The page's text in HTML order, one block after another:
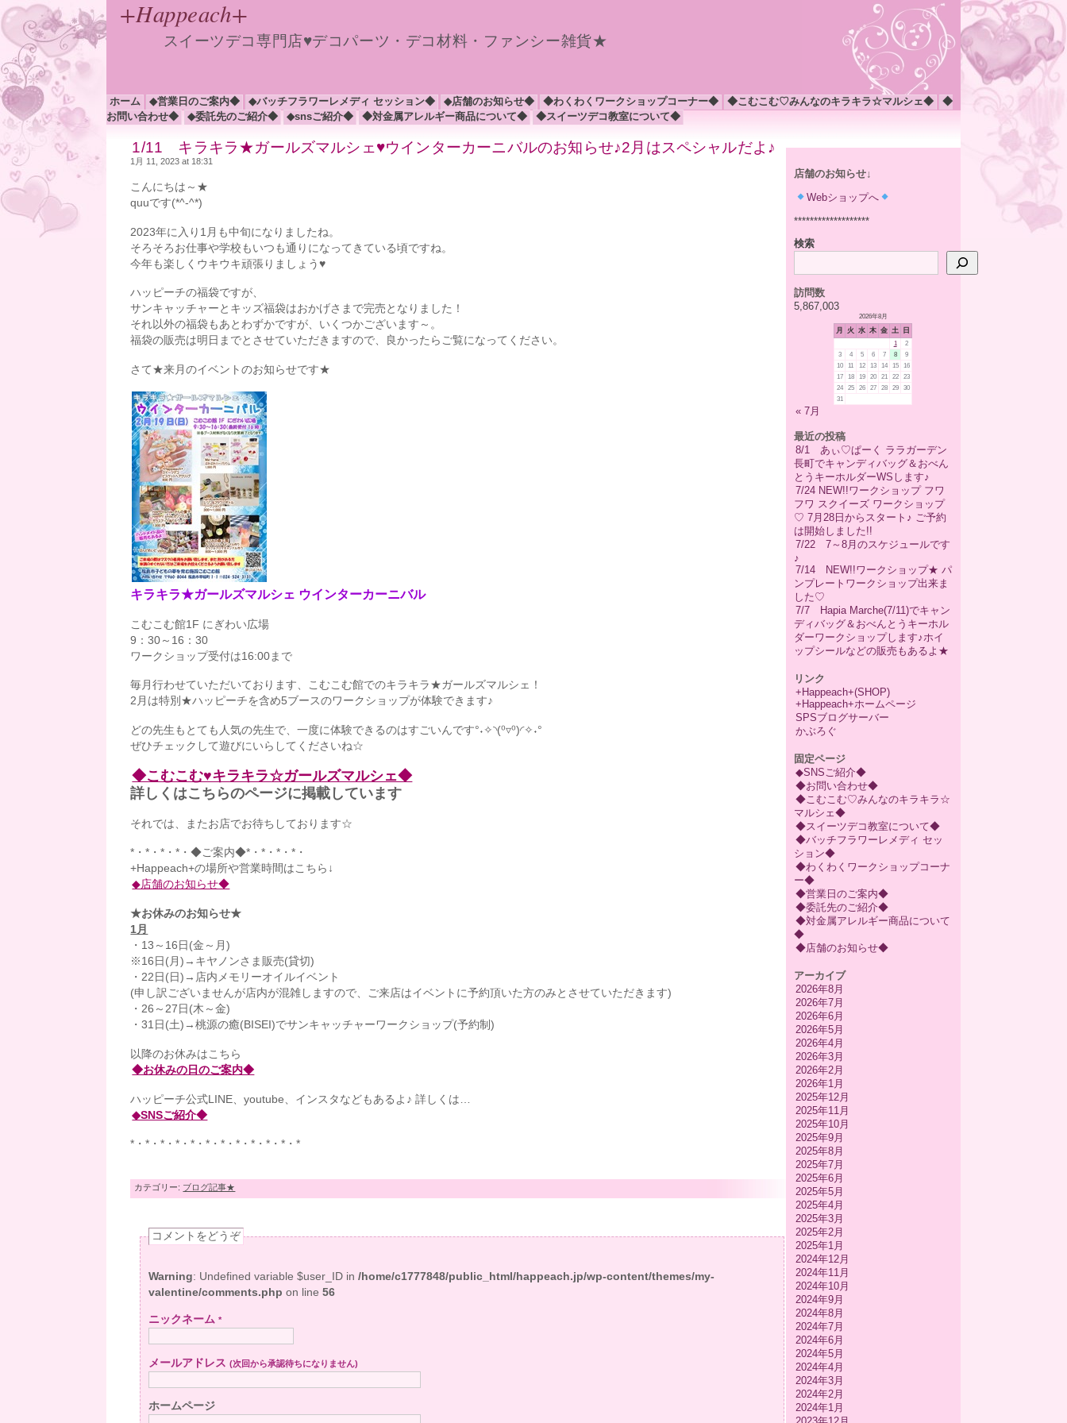
+Happeach+
スイーツデコ専門店♥デコパーツ・デコ材料・ファンシー雑貨★
ホーム ◆営業日のご案内◆ ◆バッチフラワーレメディ セッション◆ ◆店舗のお知らせ◆ ◆わくわくワークショップコーナー◆ ◆こむこむ♡みんなのキラキラ☆マルシェ◆
◆
お問い合わせ◆
◆委託先のご紹介◆ ◆snsご紹介◆ ◆対金属アレルギー商品について◆ ◆スイーツデコ教室について◆
店舗のお知らせ↓
Webショップへ
*******************
検索
訪問数
5,867,003
2026年8月
月 火 水 木 金 土 日
1
2
3
4 5 6 7 8
9
10
11 12 13 14 15
16
17
18 19 20 21 22
23
24
25 26 27 28 29
30
31
« 7月
最近の投稿
8/1 あぃ♡ぱーく ララガーデン
長町でキャンディバッグ＆おべん
とうキーホルダーWSします♪
7/24 NEW!!ワークショップ フワ
フワ スクイーズ ワークショップ
♡ 7月28日からスタート♪ ご予約
は開始しました!!
7/22 7～8月のスケジュールです
♪
7/14 NEW!!ワークショップ★ パ
ンプレートワークショップ出来ま
した♡
7/7 Hapia Marche(7/11)でキャン
ディバッグ＆おべんとうキーホル
ダーワークショップします♪ホイ
ップシールなどの販売もあるよ★
リンク
+Happeach+(SHOP)
+Happeach+ホームページ
SPSブログサーバー
かぶろぐ
固定ページ
◆SNSご紹介◆
◆お問い合わせ◆
◆こむこむ♡みんなのキラキラ☆
マルシェ◆
◆スイーツデコ教室について◆
◆バッチフラワーレメディ セッ
ション◆
◆わくわくワークショップコーナ
ー◆
◆営業日のご案内◆
◆委託先のご紹介◆
◆対金属アレルギー商品について
◆
◆店舗のお知らせ◆
アーカイブ
2026年8月
2026年7月
2026年6月
2026年5月
2026年4月
2026年3月
2026年2月
2026年1月
2025年12月
2025年11月
2025年10月
2025年9月
2025年8月
2025年7月
2025年6月
2025年5月
2025年4月
2025年3月
2025年2月
2025年1月
2024年12月
2024年11月
2024年10月
2024年9月
2024年8月
2024年7月
2024年6月
2024年5月
2024年4月
2024年3月
2024年2月
2024年1月
1/11 キラキラ★ガールズマルシェ♥ウインターカーニバルのお知らせ♪2月はスペシャルだよ♪
1月 11, 2023 at 18:31
こんにちは～★
quuです(*^-^*)
2023年に入り1月も中旬になりましたね。
そろそろお仕事や学校もいつも通りになってきている頃ですね。
今年も楽しくウキウキ頑張りましょう♥
ハッピーチの福袋ですが、
サンキャッチャーとキッズ福袋はおかげさまで完売となりました！
それ以外の福袋もあとわずかですが、いくつかございます～。
福袋の販売は明日までとさせていただきますので、良かったらご覧になってください。
さて★来月のイベントのお知らせです★
キラキラ★ガールズマルシェ ウインターカーニバル
こむこむ館1F にぎわい広場
9：30～16：30
ワークショップ受付は16:00まで
毎月行わせていただいております、こむこむ館でのキラキラ★ガールズマルシェ！
2月は特別★ハッピーチを含め5ブースのワークショップが体験できます♪
どの先生もとても人気の先生で、一度に体験できるのはすごいんです°˖✧◝(⁰▿⁰)◜✧˖°
ぜひチェックして遊びにいらしてくださいね☆
◆こむこむ♥キラキラ☆ガールズマルシェ◆
詳しくはこちらのページに掲載しています
それでは、またお店でお待ちしております☆
*・*・*・*・◆ご案内◆*・*・*・*・
+Happeach+の場所や営業時間はこちら↓
◆店舗のお知らせ◆
★お休みのお知らせ★
1月
・13～16日(金～月)
※16日(月)→キヤノンさま販売(貸切)
・22日(日)→店内メモリーオイルイベント
(申し訳ございませんが店内が混雑しますので、ご来店はイベントに予約頂いた方のみとさせていただきます)
・26～27日(木～金)
・31日(土)→桃源の癒(BISEI)でサンキャッチャーワークショップ(予約制)
以降のお休みはこちら
◆お休みの日のご案内◆
ハッピーチ公式LINE、youtube、インスタなどもあるよ♪ 詳しくは…
◆SNSご紹介◆
*・*・*・*・*・*・*・*・*・*・*・*
カテゴリー: ブログ記事★
コメントをどうぞ
Warning : Undefined variable $user_ID in/home/c1777848/public_html/happeach.jp/wp-content/themes/my-
valentine/comments.php on line56
ニックネーム*
メールアドレス(次回から承認待ちになりません)
ホームページ